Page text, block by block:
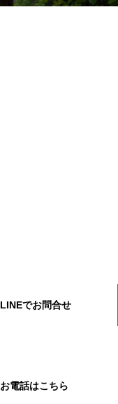
LINEでお問合せ
お電話はこちら